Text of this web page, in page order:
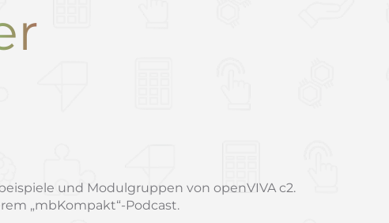
und Modulgruppen von openVIVA c2.
„mbKompakt“-Podcast.